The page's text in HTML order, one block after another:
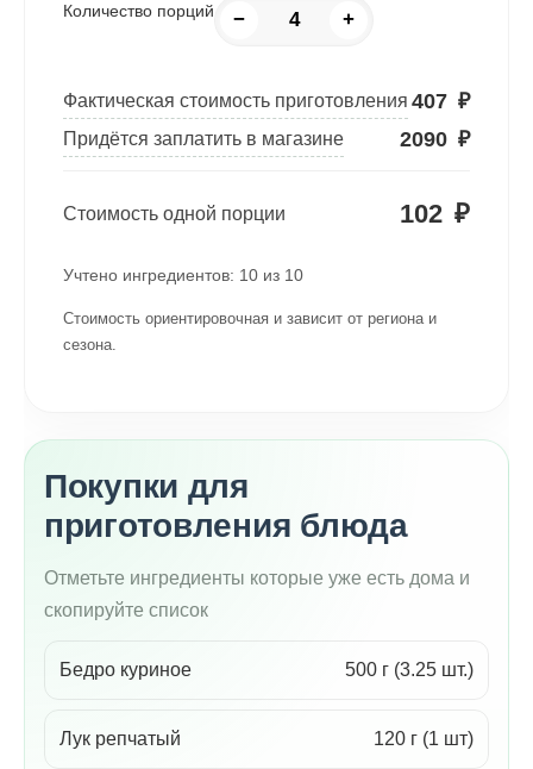
Количество порций − +
Фактическая стоимость приготовления 407 ₽
Придётся заплатить в магазине 2090 ₽
Стоимость одной порции 102 ₽
Учтено ингредиентов: 10 из 10
Стоимость ориентировочная и зависит от региона и
сезона.
Покупки для
приготовления блюда
Отметьте ингредиенты которые уже есть дома и
скопируйте список
Бедро куриное 500 г (3.25 шт.)
Лук репчатый 120 г (1 шт)